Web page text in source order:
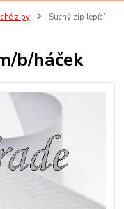
zipy
Suchý zip lepící
b/háček